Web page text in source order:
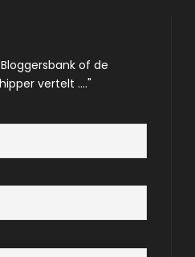
of de
vertelt ...."